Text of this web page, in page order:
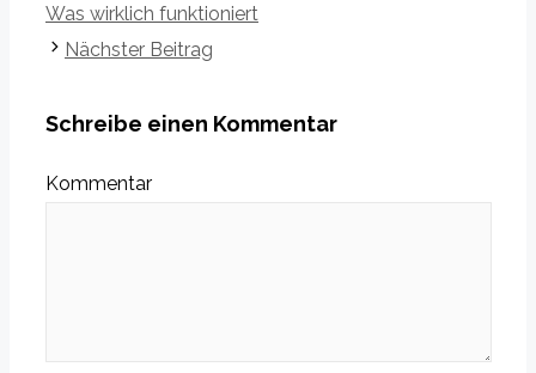
Was wirklich funktioniert
Nächster Beitrag
Schreibe einen Kommentar
Kommentar